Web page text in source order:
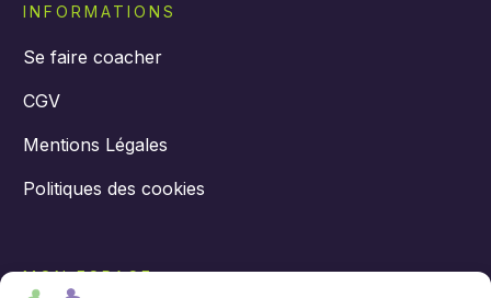
INFORMATIONS
Se faire coacher
CGV
Mentions Légales
Politiques des cookies
MON ESPACE